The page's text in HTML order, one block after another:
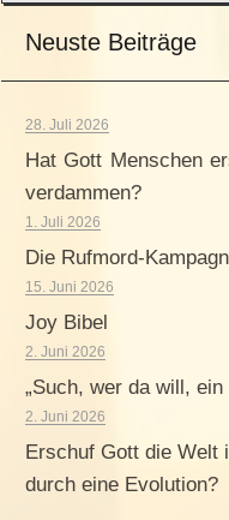
Neuste Beiträge
28. Juli 2026
Hat Gott Menschen
verdammen?
1. Juli 2026
Die Rufmord-
15. Juni 2026
Joy Bibel
2. Juni 2026
„Such, wer da will, ein
2. Juni 2026
Erschuf Gott die Welt
durch eine Evolution?